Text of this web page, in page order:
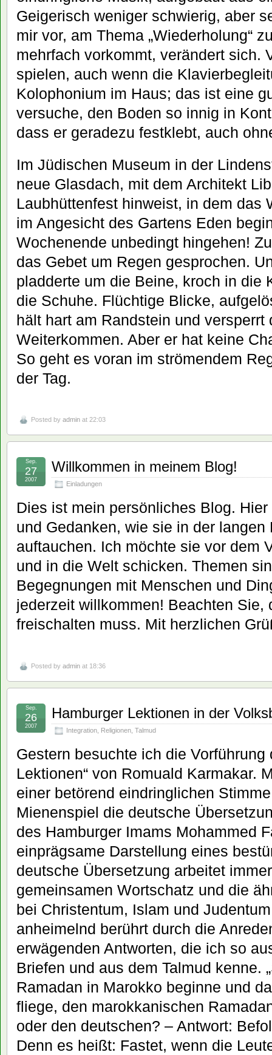
Geigerisch weniger schwierig, aber
mir vor, am Thema „Wiederholung“
mehrfach vorkommt, verändert sich.
spielen, auch wenn die
Kolophonium im Haus; das ist eine
versuche, den Boden so innig in
dass er geradezu festklebt, auch
Im Jüdischen Museum in der
neue Glasdach, mit dem Architekt
Laubhüttenfest hinweist, in dem das
im Angesicht des Gartens Eden
Wochenende unbedingt hingehen!
das Gebet um Regen gesprochen.
pladderte um die Beine, kroch in die
die Schuhe. Flüchtige Blicke,
hält hart am Randstein und versperrt
Weiterkommen. Aber er hat keine
So geht es voran im strömendem
der Tag.
Posted by admin at 22:03
Willkommen in meinem Blog!
Einladungen
Sep.
27
2007
Dies ist mein persönliches Blog.
und Gedanken, wie sie in der langen
auftauchen. Ich möchte sie vor dem
und in die Welt schicken. Themen
Begegnungen mit Menschen und
jederzeit willkommen! Beachten Sie,
freischalten muss. Mit herzlichen
Posted by admin at 18:36
Hamburger Lektionen in der
Integration Religionen Talmud
Sep.
26
2007
Gestern besuchte ich die Vorführung
Lektionen“ von Romuald Karmakar.
einer betörend eindringlichen
Mienenspiel die deutsche
des Hamburger Imams Mohammed
einprägsame Darstellung eines
deutsche Übersetzung arbeitet
gemeinsamen Wortschatz und die
bei Christentum, Islam und
anheimelnd berührt durch die
erwägenden Antworten, die ich so
Briefen und aus dem Talmud kenne.
Ramadan in Marokko beginne und
fliege, den marokkanischen
oder den deutschen? – Antwort:
Denn es heißt: Fastet, wenn die